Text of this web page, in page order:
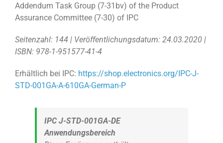
Addendum Task Group (7-31bv) of the Product
Assurance Committee (7-30) of IPC
Seitenzahl: 144 | Veröffentlichungsdatum: 24.03.2020 |
ISBN: 978-1-951577-41-4
Erhältlich bei IPC: https://shop.electronics.org/IPC-J-
STD-001GA-A-610GA-German-P
IPC J-STD-001GA-DE
Anwendungsbereich